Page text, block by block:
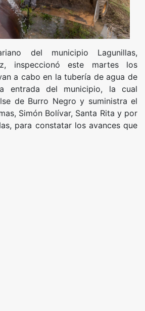
del municipio Lagunillas,
inspeccionó este martes los
a cabo en la tubería de agua de
entrada del municipio, la cual
de Burro Negro y suministra el
Simón Bolívar, Santa Rita y por
para constatar los avances que